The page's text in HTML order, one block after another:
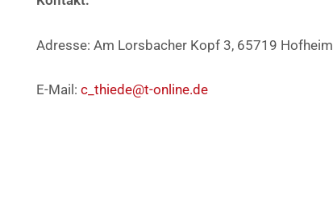
Adresse: Am Lorsbacher Kopf 3, 65719 Hofheim
E-Mail: c_thiede@t-online.de